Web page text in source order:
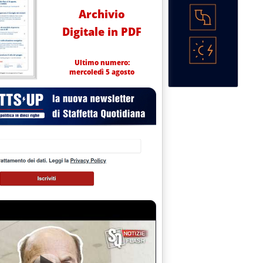
Archivio
Digitale in PDF
Ultimo numero:
mercoledì 5 agosto